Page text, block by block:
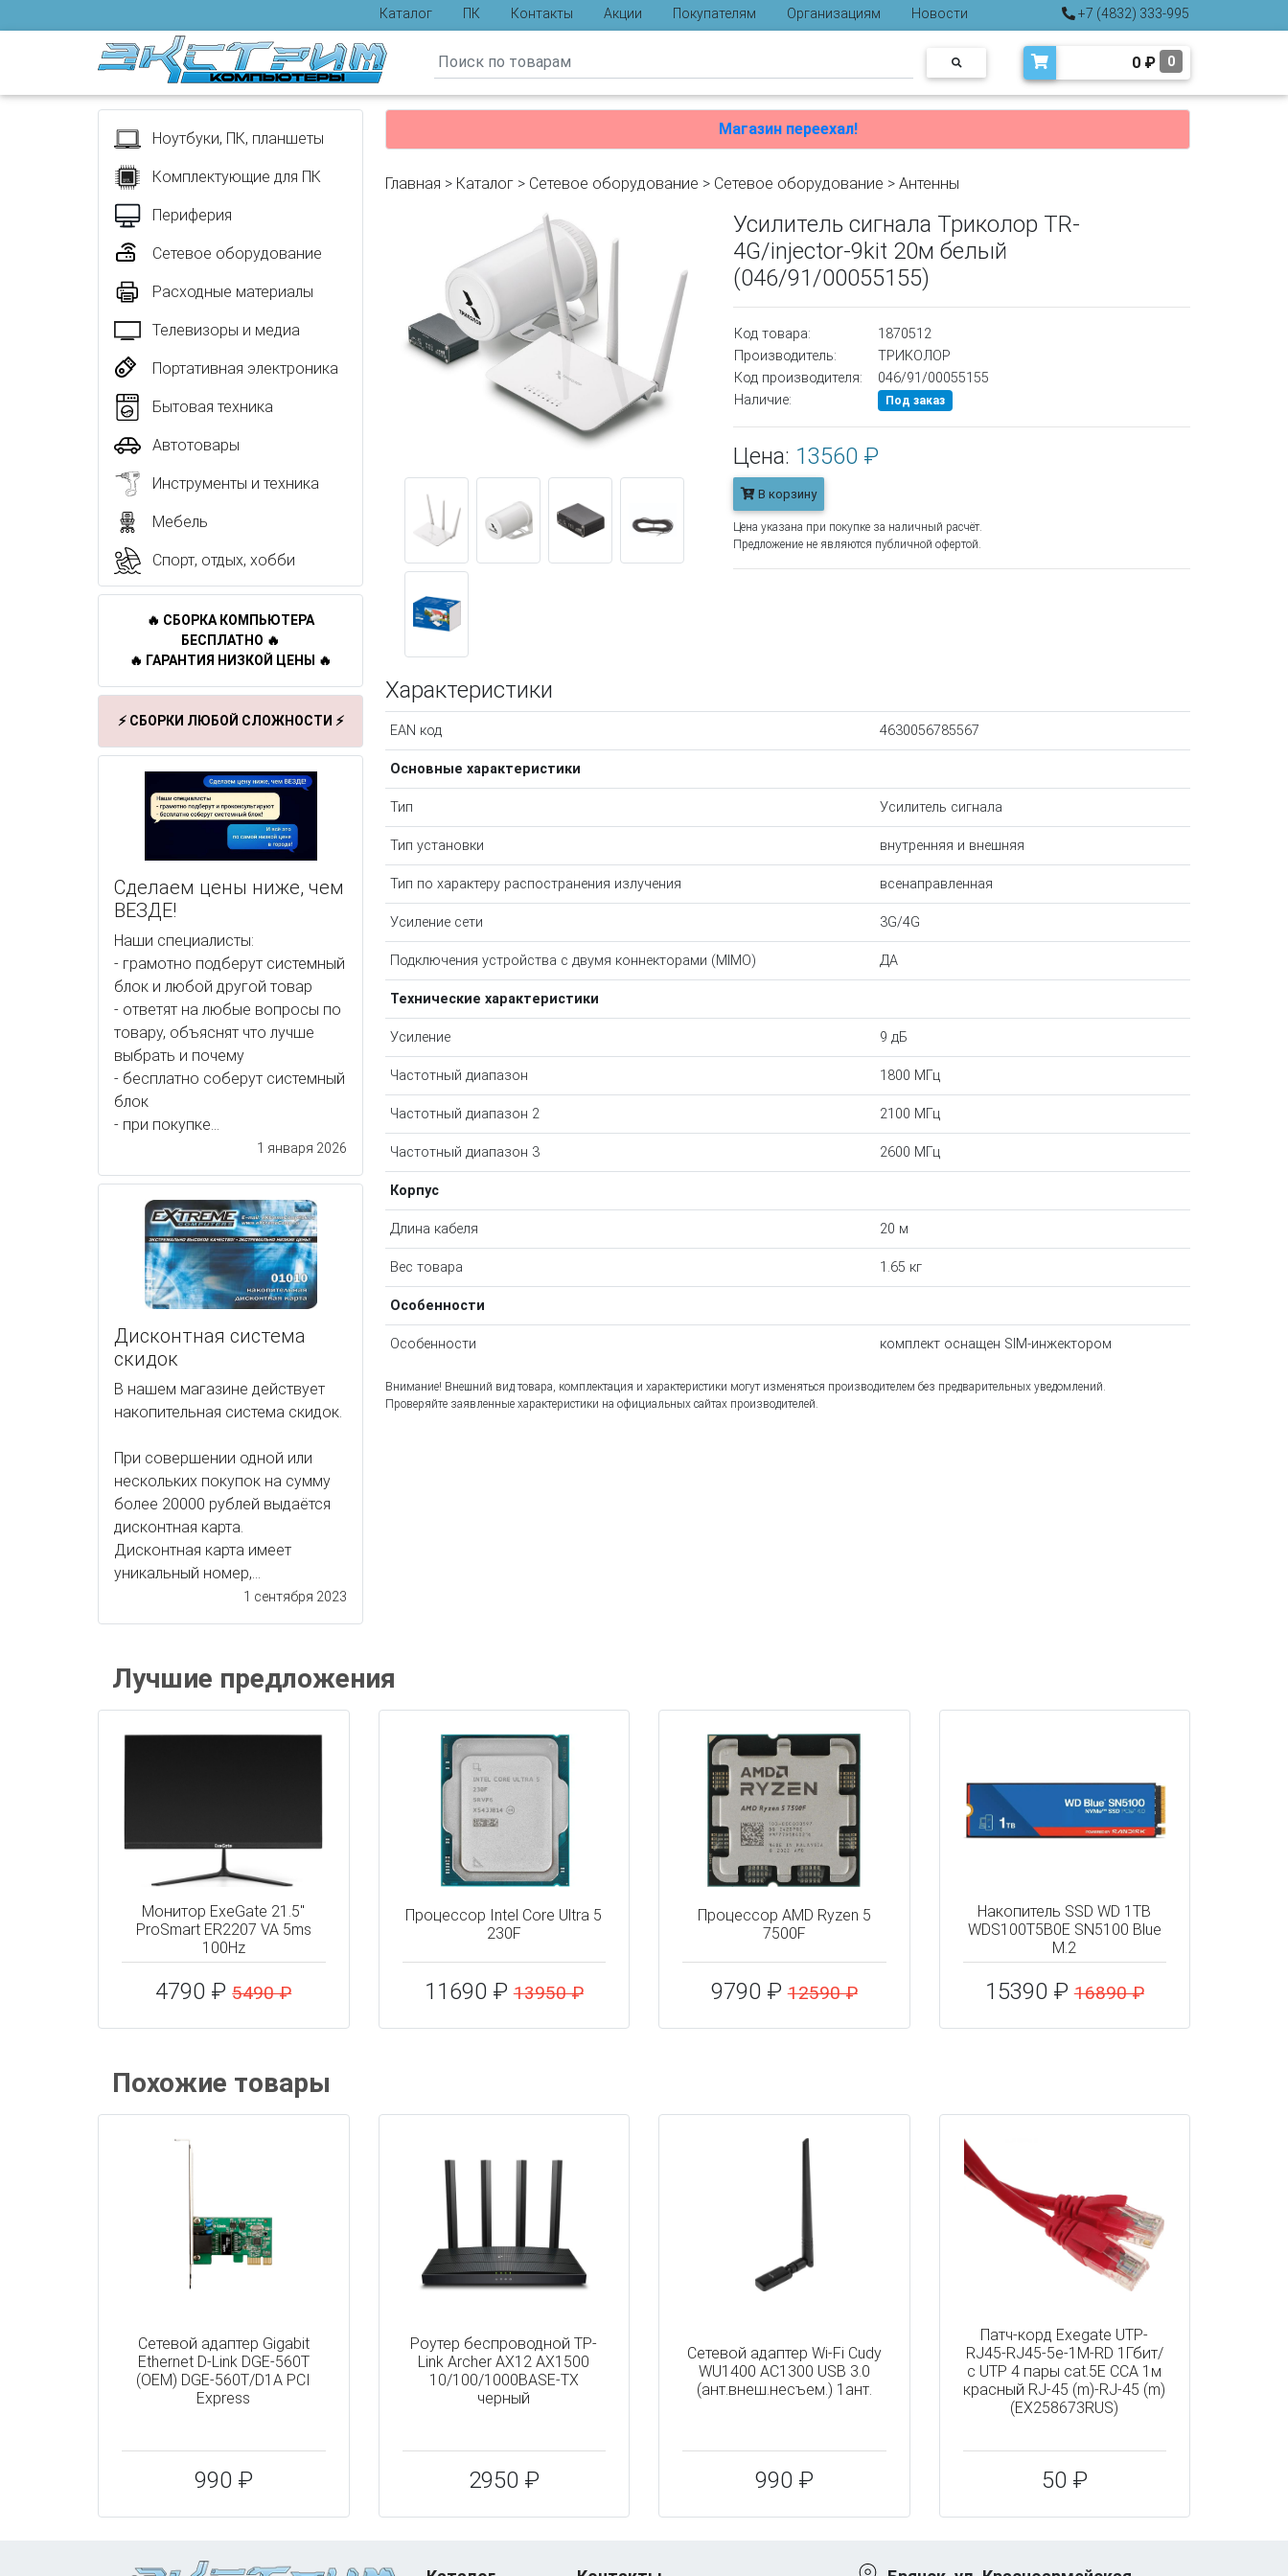
Каталог ПК Контакты Акции Покупателям Организациям
Новости
Отзывы
+7 (4832) 333-995
0 ₽ 0
Ноутбуки, ПК, планшеты
Комплектующие для ПК
Периферия
Сетевое оборудование
Расходные материалы
Телевизоры и медиа
Портативная электроника
Бытовая техника
Автотовары
Инструменты и техника
Мебель
Спорт, отдых, хобби
🔥 СБОРКА КОМПЬЮТЕРА
БЕСПЛАТНО 🔥
🔥 ГАРАНТИЯ НИЗКОЙ ЦЕНЫ 🔥
⚡ СБОРКИ ЛЮБОЙ СЛОЖНОСТИ ⚡
Сделаем цены ниже, чем
ВЕЗДЕ!
Наши специалисты:
- грамотно подберут системный
блок и любой другой товар
- ответят на любые вопросы по
товару, объяснят что лучше
выбрать и почему
- бесплатно соберут системный
блок
- при покупке...
1 января 2026
Дисконтная система
скидок
В нашем магазине действует
накопительная система скидок.
При совершении одной или
нескольких покупок на сумму
более 20000 рублей выдаётся
дисконтная карта.
Дисконтная карта имеет
уникальный номер,...
1 сентября 2023
Магазин переехал!
Главная > Каталог > Сетевое оборудование > Cетевое оборудование > Антенны
Усилитель сигнала Триколор TR-
4G/injector-9kit 20м белый
(046/91/00055155)
Код товара:
1870512
Производитель:
ТРИКОЛОР
Код производителя:
046/91/00055155
Наличие:
Под заказ
Цена: 13560 ₽
В корзину
Цена указана при покупке за наличный расчёт.
Предложение не являются публичной офертой.
Характеристики
EAN код 4630056785567
Основные характеристики
Тип Усилитель сигнала
Тип установки внутренняя и внешняя
Тип по характеру распостранения излучения всенаправленная
Усиление сети 3G/4G
Подключения устройства с двумя коннекторами (MIMO) ДА
Технические характеристики
Усиление 9 дБ
Частотный диапазон 1800 МГц
Частотный диапазон 2 2100 МГц
Частотный диапазон 3 2600 МГц
Корпус
Длина кабеля 20 м
Вес товара 1.65 кг
Особенности
Особенности комплект оснащен SIM-инжектором
Внимание! Внешний вид товара, комплектация и характеристики могут изменяться производителем без предварительных уведомлений.
Проверяйте заявленные характеристики на официальных сайтах производителей.
Лучшие предложения
Монитор ExeGate 21.5"
ProSmart ER2207 VA 5ms
100Hz
4790 ₽5490 ₽
Процессор Intel Core Ultra 5
230F
11690 ₽13950 ₽
Процессор AMD Ryzen 5
7500F
9790 ₽12590 ₽
Накопитель SSD WD 1TB
WDS100T5B0E SN5100 Blue
M.2
15390 ₽16890 ₽
Похожие товары
Сетевой адаптер Gigabit
Ethernet D-Link DGE-560T
(OEM) DGE-560T/D1A PCI
Express
990 ₽
Роутер беспроводной TP-
Link Archer AX12 AX1500
10/100/1000BASE-TX
черный
2950 ₽
Сетевой адаптер Wi-Fi Cudy
WU1400 AC1300 USB 3.0
(ант.внеш.несъем.) 1ант.
990 ₽
Патч-корд Exegate UTP-
RJ45-RJ45-5e-1M-RD 1Гбит/
с UTP 4 пары cat.5E CCA 1м
красный RJ-45 (m)-RJ-45 (m)
(EX258673RUS)
50 ₽